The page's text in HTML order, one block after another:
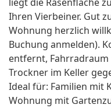
Ihren Vierbeiner. Gut
Wohnung herzlich
Buchung anmelden).
entfernt, Fahrradraum
Trockner im Keller
Ideal für: Familien mit
Wohnung mit